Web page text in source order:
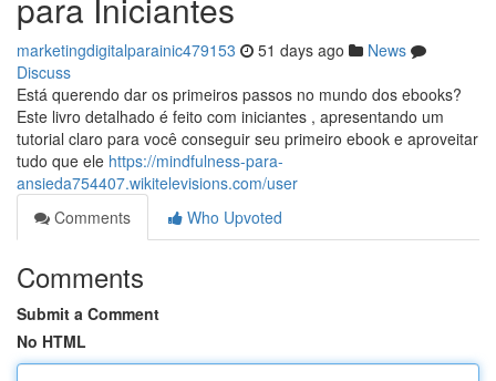
marketingdigitalparainic479153 51 days ago
News
Discuss
Está querendo dar os primeiros passos no mundo dos ebooks?
Este livro detalhado é feito com iniciantes , apresentando um
tutorial claro para você conseguir seu primeiro ebook e aproveitar
tudo que ele https://mindfulness-para-
ansieda754407.wikitelevisions.com/user
Comments
Who Upvoted
Comments
Submit a Comment
No HTML